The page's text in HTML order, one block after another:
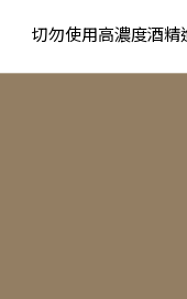
切勿使用高濃度酒精